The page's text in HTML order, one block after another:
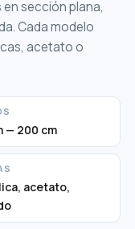
sección plana,
Cada modelo
acetato o
— 200 cm
acetato,